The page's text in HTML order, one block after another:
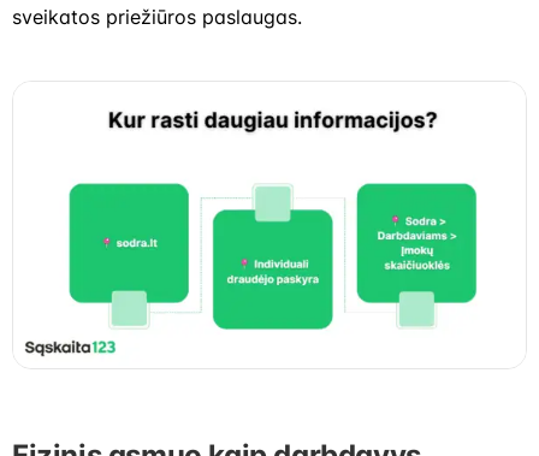
sveikatos priežiūros paslaugas.